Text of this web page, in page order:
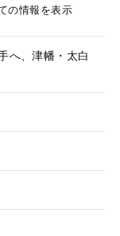
の情報を表示
へ、津幡・太白